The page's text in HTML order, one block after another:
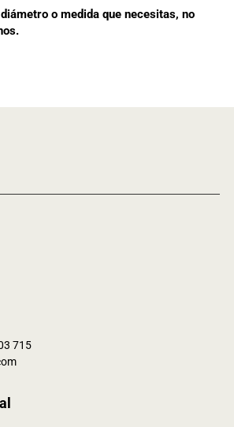
o medida que necesitas, no
715